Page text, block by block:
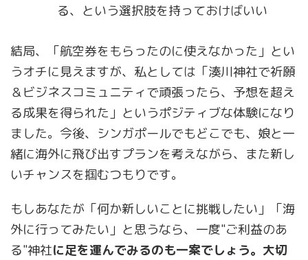
る、という選択肢を持っておけばいい
結局、「航空券をもらったのに使えなかった」とい
うオチに見えますが、私としては「湊川神社で祈願
＆ビジネスコミュニティで頑張ったら、予想を超え
る成果を得られた」というポジティブな体験になり
ました。今後、シンガポールでもどこでも、娘と一
緒に海外に飛び出すプランを考えながら、また新し
いチャンスを掴むつもりです。
もしあなたが「何か新しいことに挑戦したい」「海
外に行ってみたい」と思うなら、一度"ご利益のあ
る"神社に足を運んでみるのも一案でしょう。大切